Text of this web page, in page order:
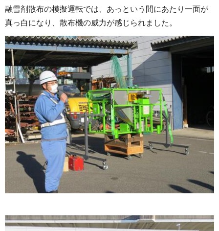
融雪剤散布の模擬運転では、あっという間にあたり一面が
真っ白になり、散布機の威力が感じられました。